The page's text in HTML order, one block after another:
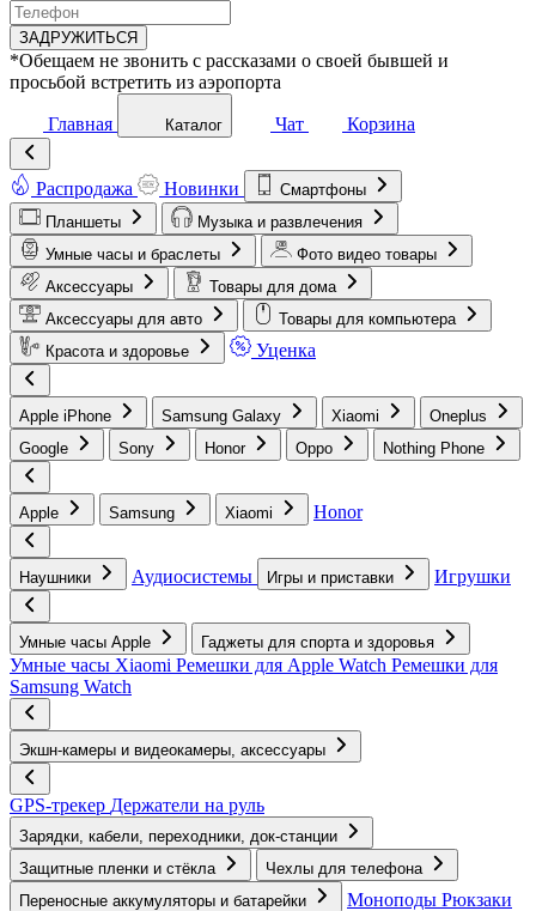
ЗАДРУЖИТЬСЯ
*Обещаем не звонить с рассказами о своей бывшей и
просьбой встретить из аэропорта
Главная Каталог Чат Корзина
Распродажа Новинки
Смартфоны
Планшеты
Музыка и развлечения
Умные часы и браслеты
Фото видео товары
Аксессуары
Товары для дома
Аксессуары для авто
Товары для компьютера
Красота и здоровье
Уценка
Apple iPhone Samsung Galaxy Xiaomi
Oneplus
Google
Sony Honor Oppo Nothing Phone
Apple Samsung Xiaomi Honor
Наушники Аудиосистемы Игры и приставки Игрушки
Умные часы Apple Гаджеты для спорта и здоровья
Умные часы Xiaomi Ремешки для Apple Watch Ремешки для
Samsung Watch
Экшн-камеры и видеокамеры, аксессуары
GPS-трекер Держатели на руль
Зарядки, кабели, переходники, док-станции
Защитные пленки и стёкла
Чехлы для телефона
Переносные аккумуляторы и батарейки
Моноподы Рюкзаки